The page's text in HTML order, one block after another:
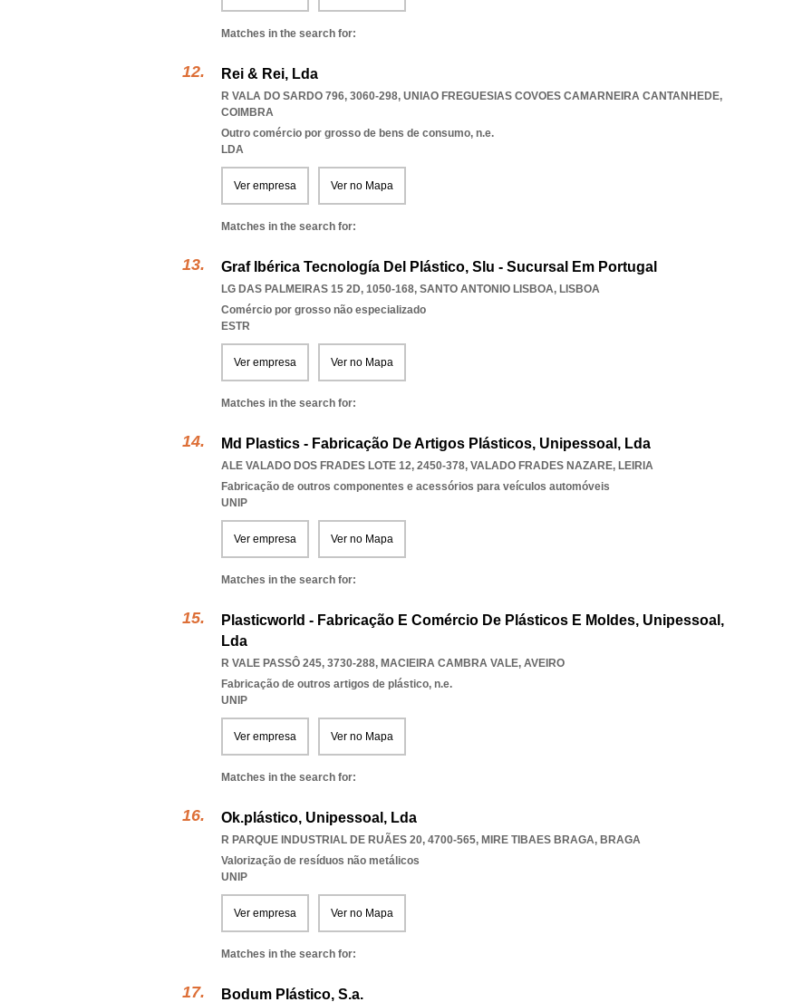
Matches in the search for:
Rei & Rei, Lda
R VALA DO SARDO 796, 3060-298, UNIAO FREGUESIAS COVOES CAMARNEIRA CANTANHEDE,
COIMBRA
Outro comércio por grosso de bens de consumo, n.e.
LDA
Ver empresa Ver no Mapa
Matches in the search for:
Graf Ibérica Tecnología Del Plástico, Slu - Sucursal Em Portugal
LG DAS PALMEIRAS 15 2D, 1050-168, SANTO ANTONIO LISBOA, LISBOA
Comércio por grosso não especializado
ESTR
Ver empresa Ver no Mapa
Matches in the search for:
Md Plastics - Fabricação De Artigos Plásticos, Unipessoal, Lda
ALE VALADO DOS FRADES LOTE 12, 2450-378, VALADO FRADES NAZARE, LEIRIA
Fabricação de outros componentes e acessórios para veículos automóveis
UNIP
Ver empresa Ver no Mapa
Matches in the search for:
Plasticworld - Fabricação E Comércio De Plásticos E Moldes, Unipessoal,
Lda
R VALE PASSÔ 245, 3730-288, MACIEIRA CAMBRA VALE, AVEIRO
Fabricação de outros artigos de plástico, n.e.
UNIP
Ver empresa Ver no Mapa
Matches in the search for:
Ok.plástico, Unipessoal, Lda
R PARQUE INDUSTRIAL DE RUÃES 20, 4700-565, MIRE TIBAES BRAGA, BRAGA
Valorização de resíduos não metálicos
UNIP
Ver empresa Ver no Mapa
Matches in the search for:
Bodum Plástico, S.a.